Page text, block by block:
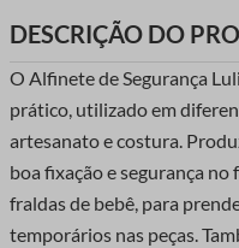
DESCRIÇÃO DO
O Alfinete de Segurança
prático, utilizado em
artesanato e costura.
boa fixação e segurança
fraldas de bebê, para
temporários nas peças.